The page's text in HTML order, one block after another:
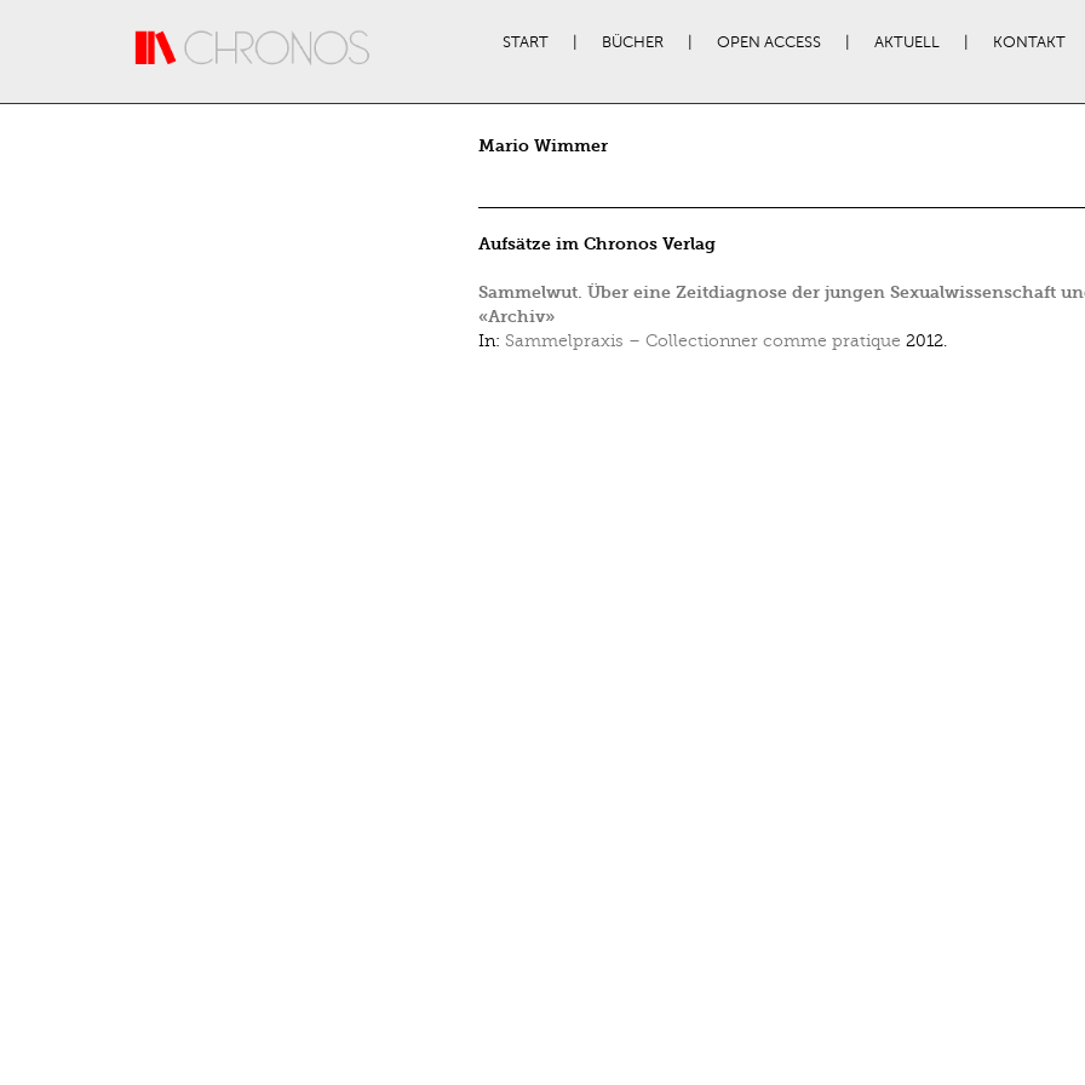
START BÜCHER OPEN ACCESS AKTUELL KONTAKT
Mario Wimmer
Aufsätze im Chronos Verlag
Sammelwut. Über eine Zeitdiagnose der jungen Sexualwissenschaft
«Archiv»
In: Sammelpraxis – Collectionner comme pratique 2012.